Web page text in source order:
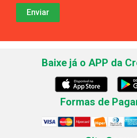
Baixe já o APP da
Formas de